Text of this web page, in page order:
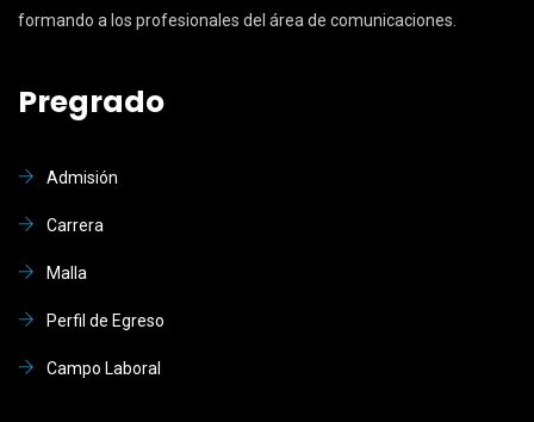
formando a los profesionales del área de comunicaciones.
Pregrado
Admisión
Carrera
Malla
Perfil de Egreso
Campo Laboral